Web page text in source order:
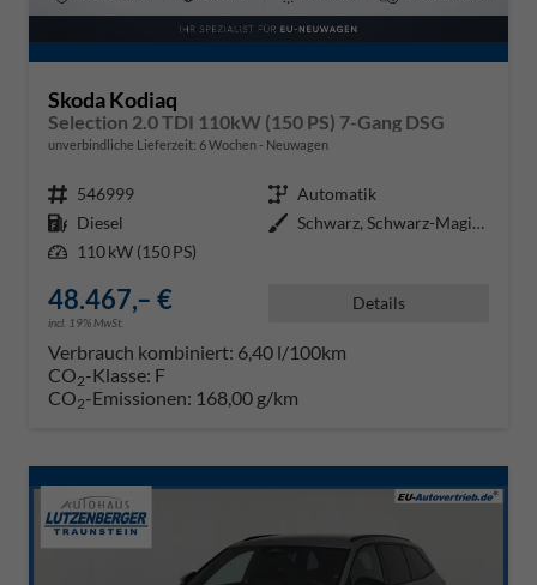
Skoda Kodiaq
Selection 2.0 TDI 110kW (150 PS) 7-Gang DSG
unverbindliche Lieferzeit: 6 Wochen Neuwagen
Fahrzeugnr. 546999 Getriebe Automatik
Kraftstoff Diesel Außenfarbe
Schwarz, Schwarz-Magic Perleffek
Leistung 110 kW (150 PS)
48.467,– €
incl. 19% MwSt.
Details
Verbrauch kombiniert: 6,40 l/100km
CO2-Klasse: F
CO2-Emissionen: 168,00 g/km